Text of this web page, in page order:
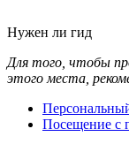
Нужен ли гид
Для того, чтобы
этого места,
Посещение с